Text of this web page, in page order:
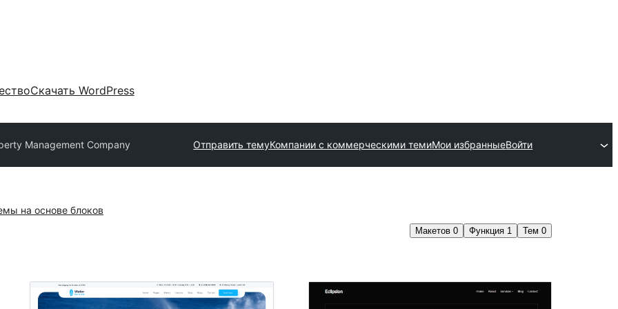
Скачать WordPress
Management Company Отправить темуКомпании с коммерческими темиМои избранныеВойти
на основе блоков
Макетов 0 Функция 1 Тем 0